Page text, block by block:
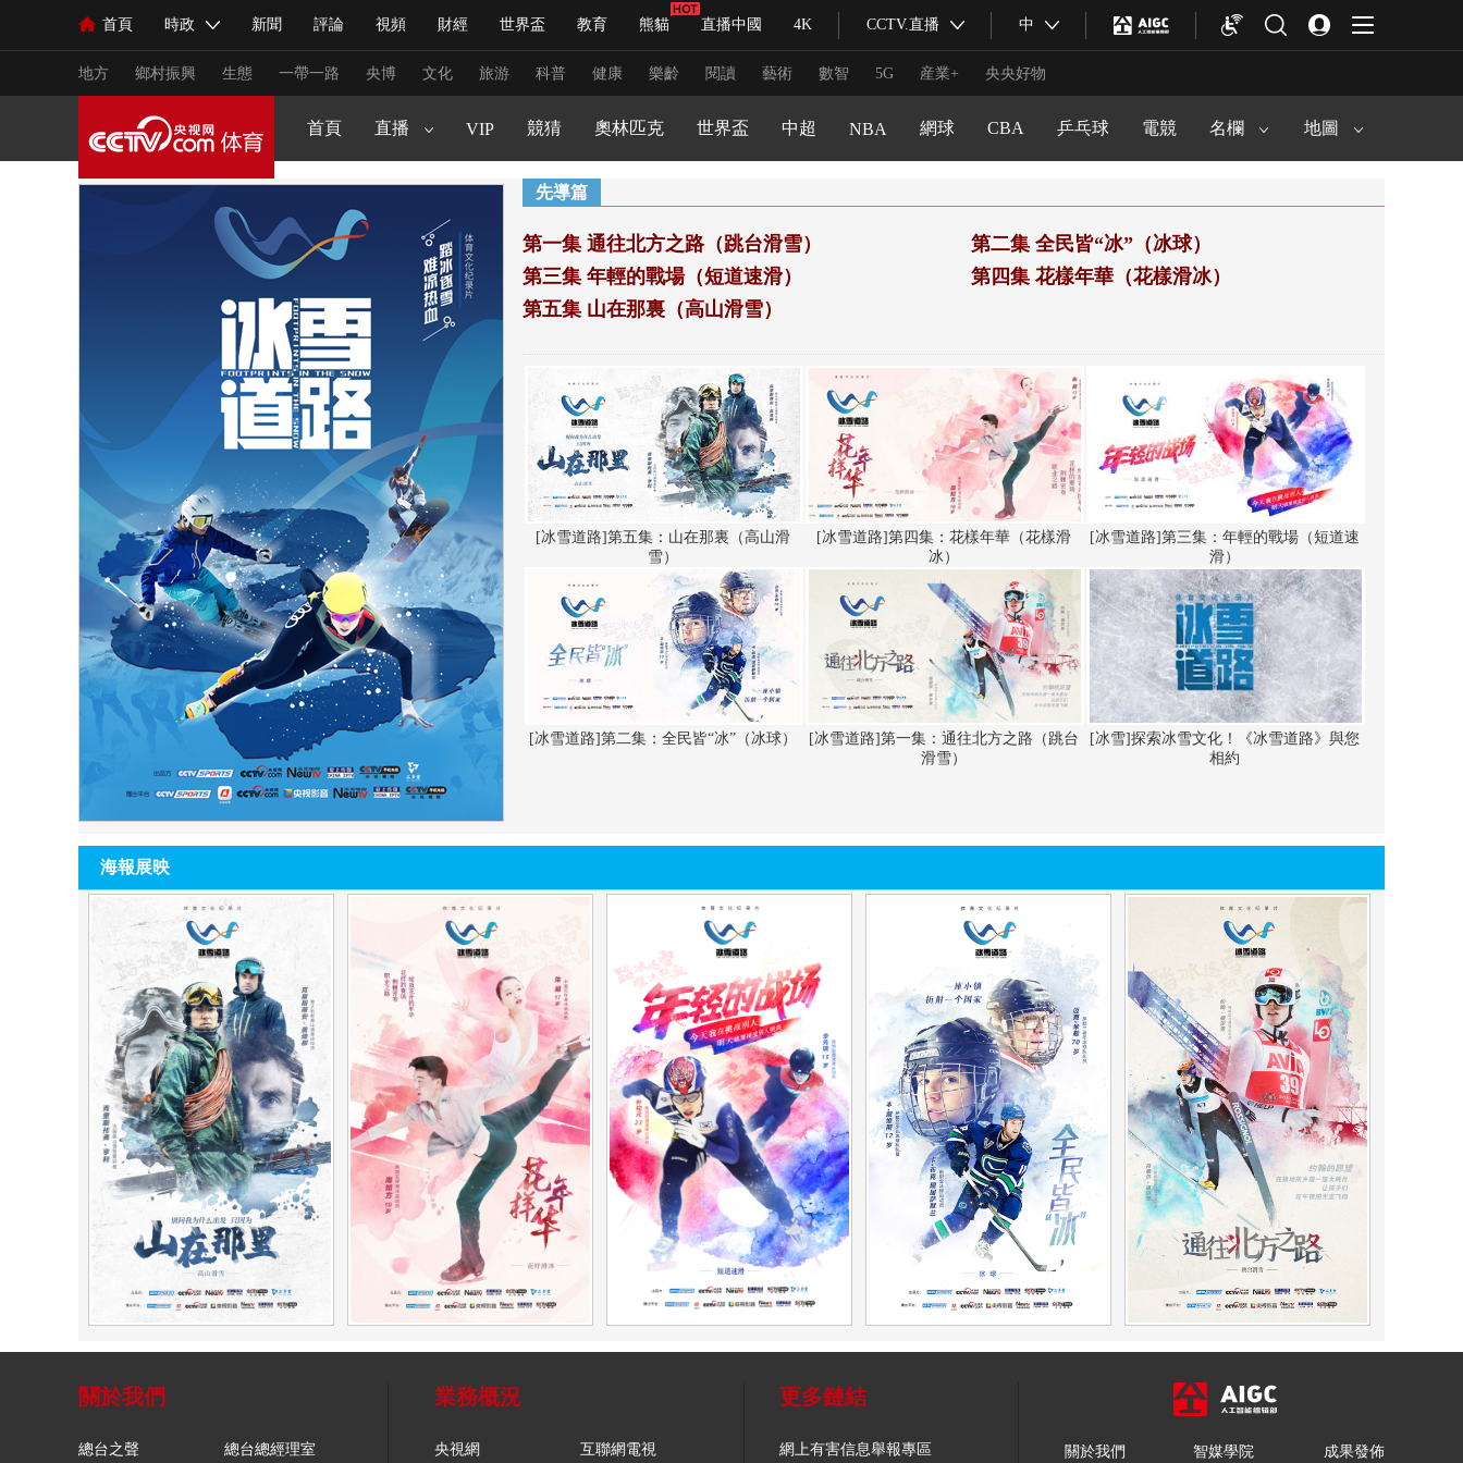
首頁 時政 新聞 評論 視頻 財經 世界盃 教育 熊貓 直播中國 4K CCTV.直播 中
人民領袖習近平 聯播+ 中國領導人 央視快評 習式妙語 熱解讀 天天學習
直播 片庫 欄目大全 節目單 聽音 微視頻 主持人 下載央視影音
海外頻道 iPanda English Монгол
地方 鄉村振興 生態 一帶一路 央博 文化 旅游 科普 健康 樂齡 閱讀 藝術 數智 5G 産業+ 央央好物
總台春晚 網絡春晚
國際 評論 軍事 法治 文娛 人物 公益 圖片
天天學習 習式妙語 央視快評 央視網評 光華銳評
小央視頻 小央直播 直播中國 熊貓頻道
前線 比劃 快看 藍海中國 新兵請入列 人生第二次
競猜 2026年世界盃 2026年冬奧會 CBA 中超 國足 國際足球 綜合體育 亞冬會
CCTV奧林匹克頻道 生活體育大會 體育江湖 文化體育 冰雪道路 足球道路
財經 教育 鄉村振興 生態環境 一帶一路 央博 科普 健康 樂齡 閱讀 藝術 産業+
大國智造 大國展會 大國保險 雲頂對話 雲起 智敬中國 海洋 央央好物
CCTV.節目官網 直播 節目單 欄目 片庫 收視榜 總台企業白名單
首頁 直播 VIP 競猜 奧林匹克 世界盃 中超 NBA 網球 CBA 乒乓球 電競 名欄 地圖
CCTV5+
CCTV16
節目單
足球之夜
冠軍歐洲
健身動起來
生活體育大會 健康生活實驗室 2025來跑新征程 大咖陪你看
文化體育
文旅體育 體育産業發展 馬拉松頻道 中華體育文化
先導篇
第一集 通往北方之路（跳台滑雪）
第二集 全民皆“冰”（冰球）
第三集 年輕的戰場（短道速滑）
第四集 花樣年華（花樣滑冰）
第五集 山在那裏（高山滑雪）
[冰雪道路]第五集：山在那裏（高山滑
雪）
[冰雪道路]第四集：花樣年華（花樣滑
冰）
[冰雪道路]第三集：年輕的戰場（短道速
滑）
[冰雪道路]第二集：全民皆“冰”（冰球）
[冰雪道路]第一集：通往北方之路（跳台
滑雪）
[冰雪]探索冰雪文化！《冰雪道路》與您
相約
海報展映
關於我們
總台之聲 總台總經理室
業務概況
央視網 互聯網電視
更多鏈結
網上有害信息舉報專區 關於我們 智媒學院 成果發佈